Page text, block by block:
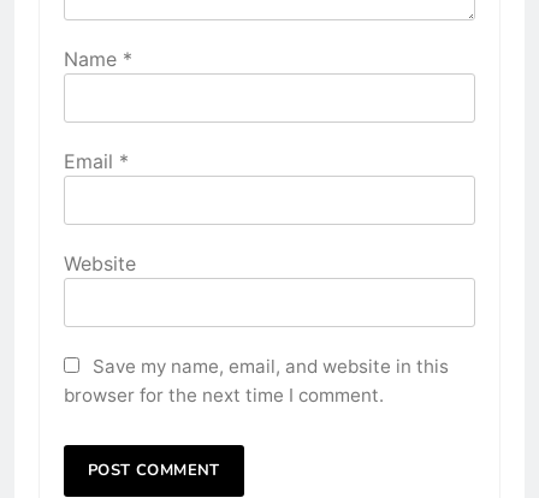
Name *
Email *
Website
Save my name, email, and website in this
browser for the next time I comment.